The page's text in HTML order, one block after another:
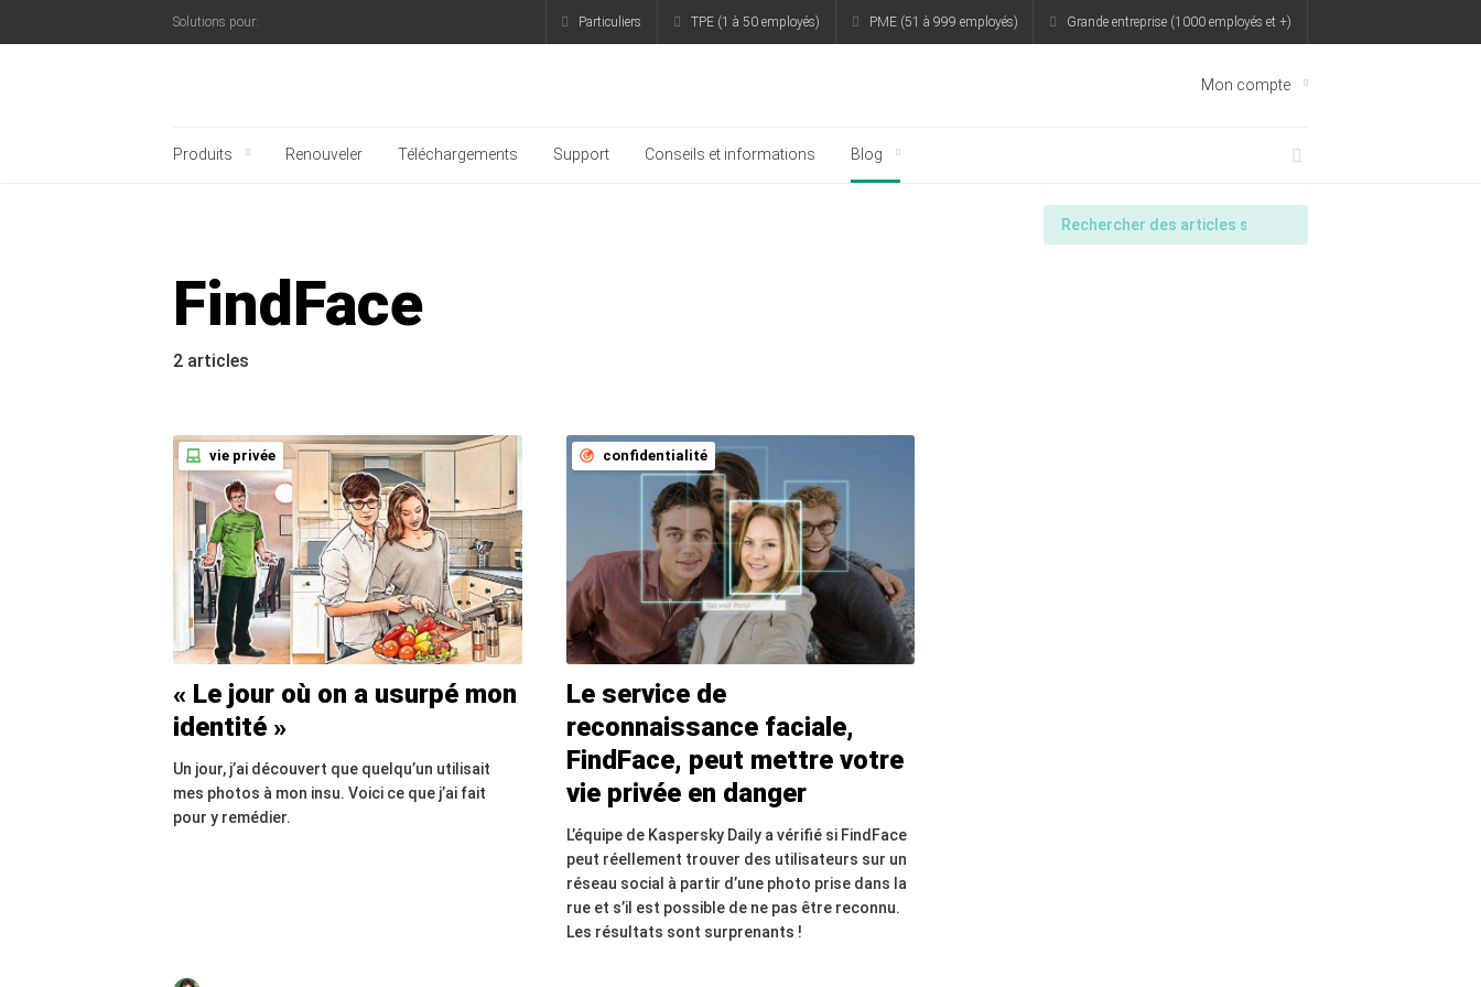
Solutions pour: Particuliers TPE (1 à 50 employés) PME (51 à 999 employés) Grande entreprise (1000 employés et +)
Mon compte
Produits Renouveler Téléchargements Support Conseils et informations Blog
FindFace
2 articles
vie privée
« Le jour où on a usurpé mon
identité »
Un jour, j’ai découvert que quelqu’un utilisait
mes photos à mon insu. Voici ce que j’ai fait
pour y remédier.
confidentialité
Le service de
reconnaissance faciale,
FindFace, peut mettre votre
vie privée en danger
L’équipe de Kaspersky Daily a vérifié si FindFace
peut réellement trouver des utilisateurs sur un
réseau social à partir d’une photo prise dans la
rue et s’il est possible de ne pas être reconnu.
Les résultats sont surprenants !